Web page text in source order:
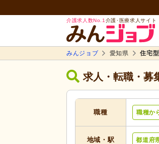
介護求人数No.1 介護･医療求人サイト
みんジョブ 愛知県 住宅
求人・転職・募
職種 職種か
地域・駅 都道府